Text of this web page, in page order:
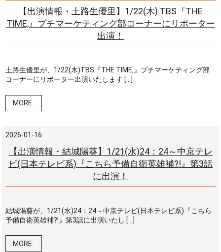
【出演情報・土路生優里】1/22(木) TBS『THE
TIME,』プチマーケティング部コーナーにリポーター
出演！
土路生優里が、1/22(木)TBS『THE TIME,』プチマーケティング部
コーナーにリポーター出演いたします […]
MORE
2026-01-16
【出演情報・結城陽葵】1/21(水)24：24～中京テレ
ビ(日本テレビ系)『こちら予備自衛英雄補?!』第3話
に出演！
結城陽葵が、1/21(水)24：24～中京テレビ(日本テレビ系)『こちら
予備自衛英雄補?!』第3話に出演いたし […]
MORE